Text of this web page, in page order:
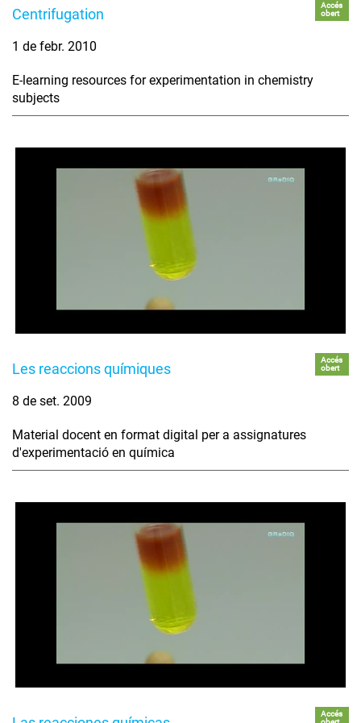
Centrifugation
Accés
obert
1 de febr. 2010
E-learning resources for experimentation in chemistry
subjects
Les reaccions químiques
Accés
obert
8 de set. 2009
Material docent en format digital per a assignatures
d'experimentació en química
Accés